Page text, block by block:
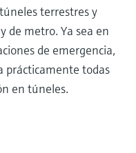
terrestres y
de metro. Ya sea en
de emergencia,
prácticamente todas
en túneles.